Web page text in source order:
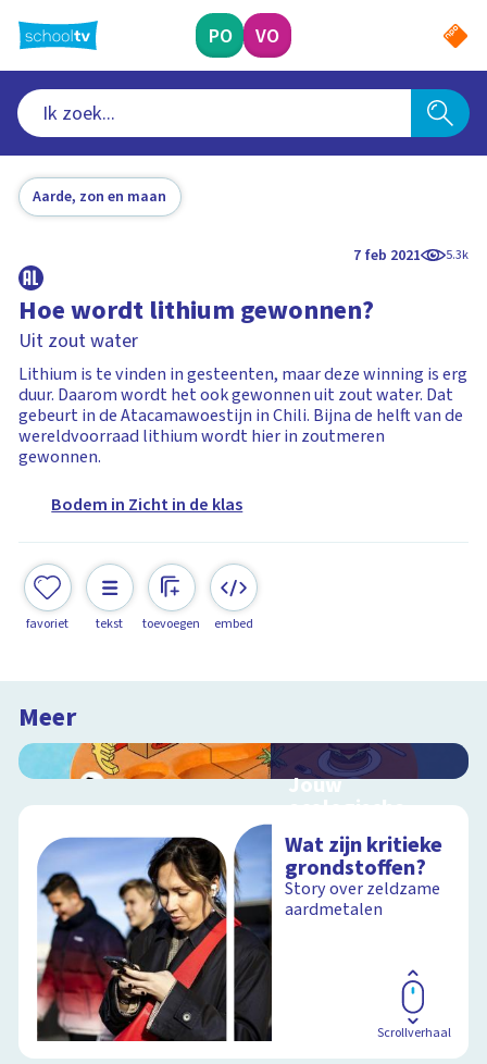
naar
hoofdinhoud
PO VO
Aarde, zon en maan
7 feb 2021 5.3k
Hoe wordt lithium gewonnen?
Uit zout water
Lithium is te vinden in gesteenten, maar deze winning is erg
duur. Daarom wordt het ook gewonnen uit zout water. Dat
gebeurt in de Atacamawoestijn in Chili. Bijna de helft van de
wereldvoorraad lithium wordt hier in zoutmeren
gewonnen.
Bodem in Zicht in de klas
favoriet tekst toevoegen embed
Meer
Jouw
ecologische
voetafdruk
Ontdek hoe jouw
levensstijl invloed
heeft op de aarde
Schoolplaat
Wat zijn kritieke
grondstoffen?
Story over zeldzame
aardmetalen
Scrollverhaal